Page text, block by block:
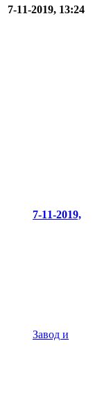
7-11-2019, 13:24
7-11-2019,
Завод и